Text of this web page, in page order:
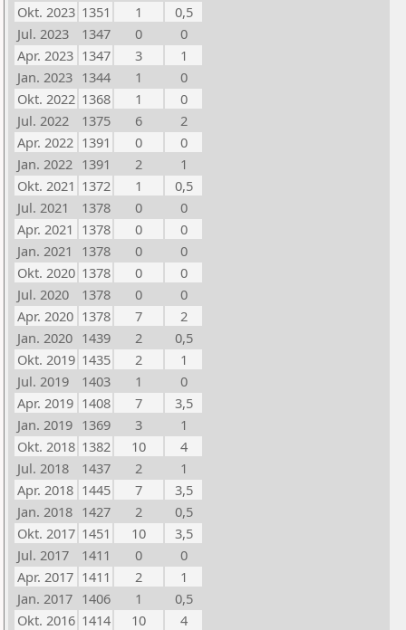
Okt. 2023 1351 1
0,5
Jul. 2023
1347 0
0
Apr. 2023 1347 3
1
Jan. 2023 1344 1
0
Okt. 2022 1368 1
0
Jul. 2022
1375 6
2
Apr. 2022 1391 0
0
Jan. 2022 1391 2
1
Okt. 2021 1372 1
0,5
Jul. 2021
1378 0
0
Apr. 2021 1378 0
0
Jan. 2021
1378 0
0
Okt. 2020 1378 0
0
Jul. 2020
1378 0
0
Apr. 2020 1378 7
2
Jan. 2020 1439 2
0,5
Okt. 2019 1435 2
1
Jul. 2019
1403 1
0
Apr. 2019 1408 7
3,5
Jan. 2019 1369 3
1
Okt. 2018 1382 10
4
Jul. 2018
1437 2
1
Apr. 2018 1445 7
3,5
Jan. 2018 1427 2
0,5
Okt. 2017 1451 10
3,5
Jul. 2017
1411 0
0
Apr. 2017 1411 2
1
Jan. 2017 1406 1
0,5
Okt. 2016 1414 10
4